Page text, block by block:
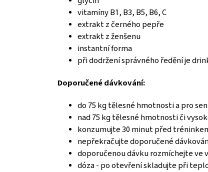
vitamíny B1, B3, B5, B6, C
extrakt z černého pepře
extrakt z ženšenu
instantní forma
při dodržení správného ředění je
Doporučené dávkování:
do 75 kg tělesné hmotnosti a pro
nad 75 kg tělesné hmotnosti či
konzumujte 30 minut před
nepřekračujte doporučené
doporučenou dávku rozmíchejte ve
dóza - po otevření skladujte při